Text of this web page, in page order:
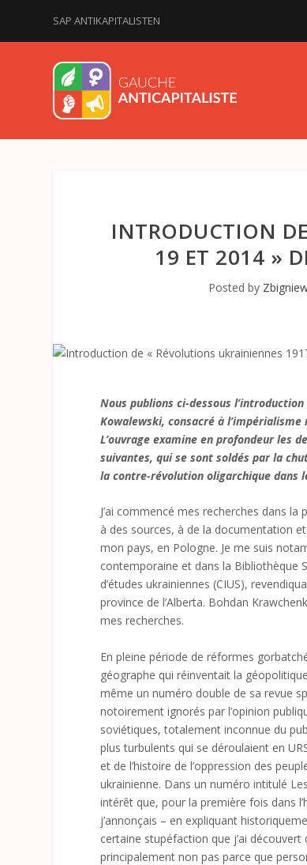
SAP ANTIKAPITALISTEN
INTRODUCTION
19 ET 2014 »
Posted by
Nous publions ci-dessous
Kowalewski, consacré à
L’ouvrage examine en profondeur les
suivantes, qui se sont soldés par la
la contre-révolution oligarchique dans
J’ai commencé mes recherches dans
à des sources, à de la documentation
mon pays, en Pologne. Je me suis
contemporaine et dans la Bibliothèque
d’études ukrainiennes (CIUS),
province de l’Alberta. Bohdan
mes recherches.
En pleine période de réformes
géographe qui réinventait la
même un numéro double de sa revue
notoirement ignorés par l’opinion
soviétiques, totalement inconnue du
plus turbulents qui se déroulaient en
et de l’histoire de l’oppression des
ukrainienne. Dans un numéro intitulé
intérêt que, pour la première fois dans
j’annonçais – en expliquant
certaine stupéfaction que j’ai
principalement non pas parce que